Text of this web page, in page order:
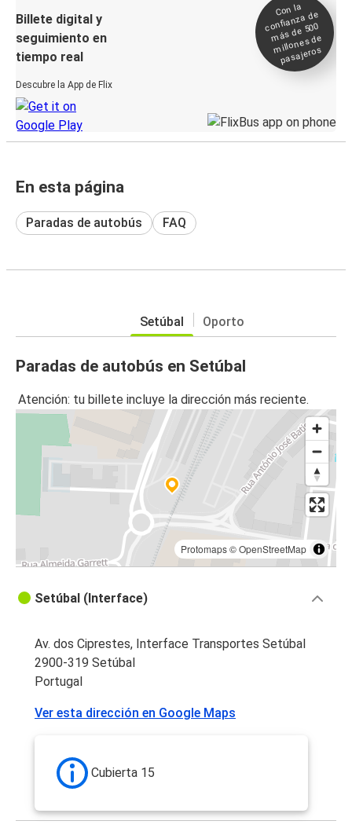
Billete digital y
seguimiento en
tiempo real
Descubre la App de Flix
Con la
confianza de
más de 500
millones de
pasajeros
En esta página
Paradas de autobús FAQ
Setúbal Oporto
Paradas de autobús en Setúbal
Atención: tu billete incluye la dirección más reciente.
Protomaps©OpenStreetMap
Setúbal (Interface)
Av. dos Ciprestes, Interface Transportes Setúbal
2900-319 Setúbal
Portugal
Ver esta dirección en Google Maps
Cubierta 15